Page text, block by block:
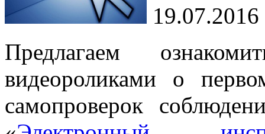
19.07.2016
Предлагаем
видеороликами о
самопроверок